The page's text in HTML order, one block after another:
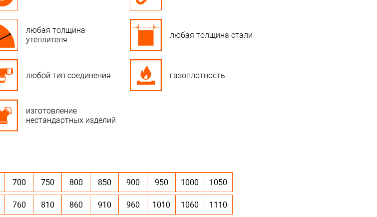
любая толщина
утеплителя
любая толщина стали
любой тип соединения газоплотность
изготовление
нестандартных изделий
700 750 800 850 900 950 1000 1050
760 810 860 910 960 1010 1060 1110